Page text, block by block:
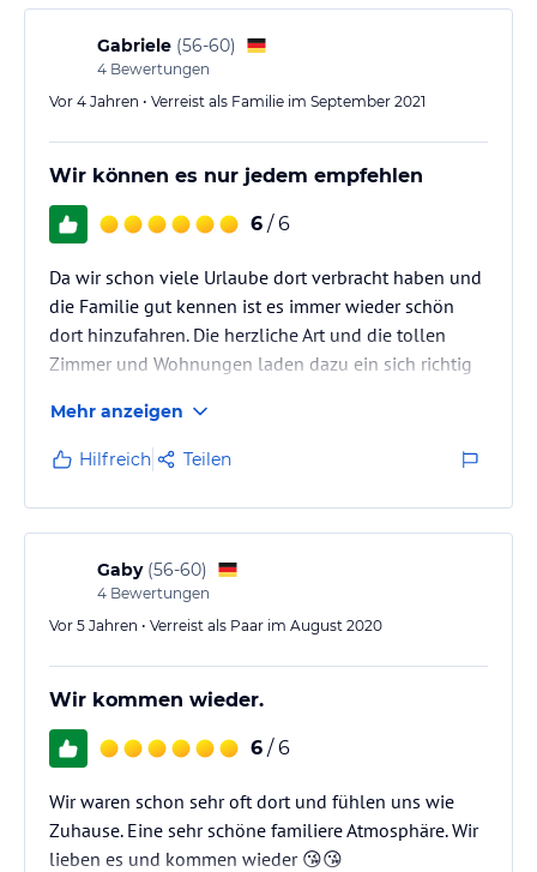
Gabriele (56-60)
4 Bewertungen
Vor 4 Jahren • Verreist als Familie im September 2021
Wir können es nur jedem empfehlen
6 / 6
Da wir schon viele Urlaube dort verbracht haben und
die Familie gut kennen ist es immer wieder schön
dort hinzufahren. Die herzliche Art und die tollen
Zimmer und Wohnungen laden dazu ein sich richtig
Mehr anzeigen
Hilfreich Teilen
Gaby (56-60)
4 Bewertungen
Vor 5 Jahren • Verreist als Paar im August 2020
Wir kommen wieder.
6 / 6
Wir waren schon sehr oft dort und fühlen uns wie
Zuhause. Eine sehr schöne familiere Atmosphäre. Wir
lieben es und kommen wieder 😘😘